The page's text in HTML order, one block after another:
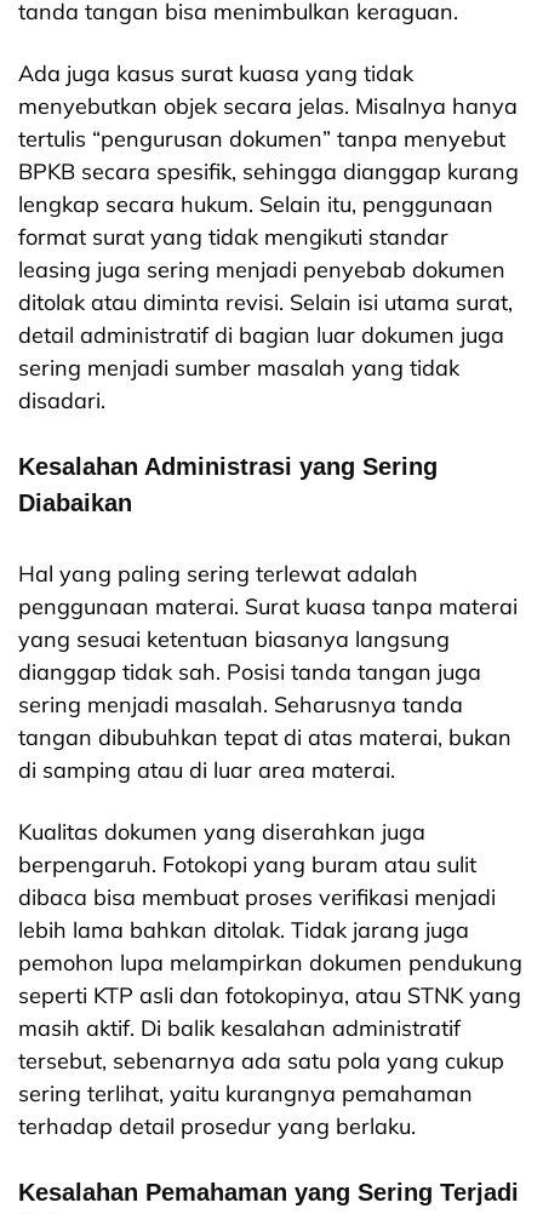
tanda tangan bisa menimbulkan keraguan.
Ada juga kasus surat kuasa yang tidak
menyebutkan objek secara jelas. Misalnya hanya
tertulis “pengurusan dokumen” tanpa menyebut
BPKB secara spesifik, sehingga dianggap kurang
lengkap secara hukum. Selain itu, penggunaan
format surat yang tidak mengikuti standar
leasing juga sering menjadi penyebab dokumen
ditolak atau diminta revisi. Selain isi utama surat,
detail administratif di bagian luar dokumen juga
sering menjadi sumber masalah yang tidak
disadari.
Kesalahan Administrasi yang Sering
Diabaikan
Hal yang paling sering terlewat adalah
penggunaan materai. Surat kuasa tanpa materai
yang sesuai ketentuan biasanya langsung
dianggap tidak sah. Posisi tanda tangan juga
sering menjadi masalah. Seharusnya tanda
tangan dibubuhkan tepat di atas materai, bukan
di samping atau di luar area materai.
Kualitas dokumen yang diserahkan juga
berpengaruh. Fotokopi yang buram atau sulit
dibaca bisa membuat proses verifikasi menjadi
lebih lama bahkan ditolak. Tidak jarang juga
pemohon lupa melampirkan dokumen pendukung
seperti KTP asli dan fotokopinya, atau STNK yang
masih aktif. Di balik kesalahan administratif
tersebut, sebenarnya ada satu pola yang cukup
sering terlihat, yaitu kurangnya pemahaman
terhadap detail prosedur yang berlaku.
Kesalahan Pemahaman yang Sering Terjadi